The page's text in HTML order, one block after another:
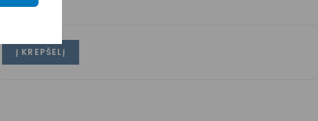
Į KREPŠELĮ